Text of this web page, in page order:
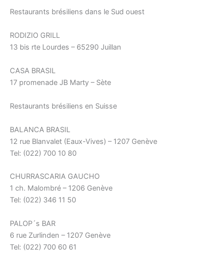
Restaurants brésiliens dans le Sud ouest
RODIZIO GRILL
13 bis rte Lourdes – 65290 Juillan
CASA BRASIL
17 promenade JB Marty – Sète
Restaurants brésiliens en Suisse
BALANCA BRASIL
12 rue Blanvalet (Eaux-Vives) – 1207 Genève
Tel: (022) 700 10 80
CHURRASCARIA GAUCHO
1 ch. Malombré – 1206 Genève
Tel: (022) 346 11 50
PALOP´s BAR
6 rue Zurlinden – 1207 Genève
Tel: (022) 700 60 61